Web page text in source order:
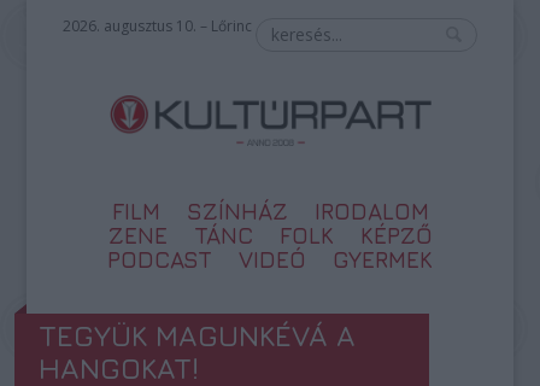
2026. augusztus 10. – Lőrinc
FILM SZÍNHÁZ
IRODALOM
ZENE
TÁNC FOLK
KÉPZŐ
PODCAST
VIDEÓ GYERMEK
TEGYÜK MAGUNKÉVÁ A
HANGOKAT!